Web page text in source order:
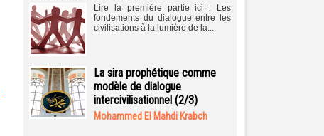
Lire la première partie ici : Les
fondements du dialogue entre les
civilisations à la lumière de la...
La sira prophétique comme
modèle de dialogue
intercivilisationnel (2/3)
Mohammed El Mahdi Krabch